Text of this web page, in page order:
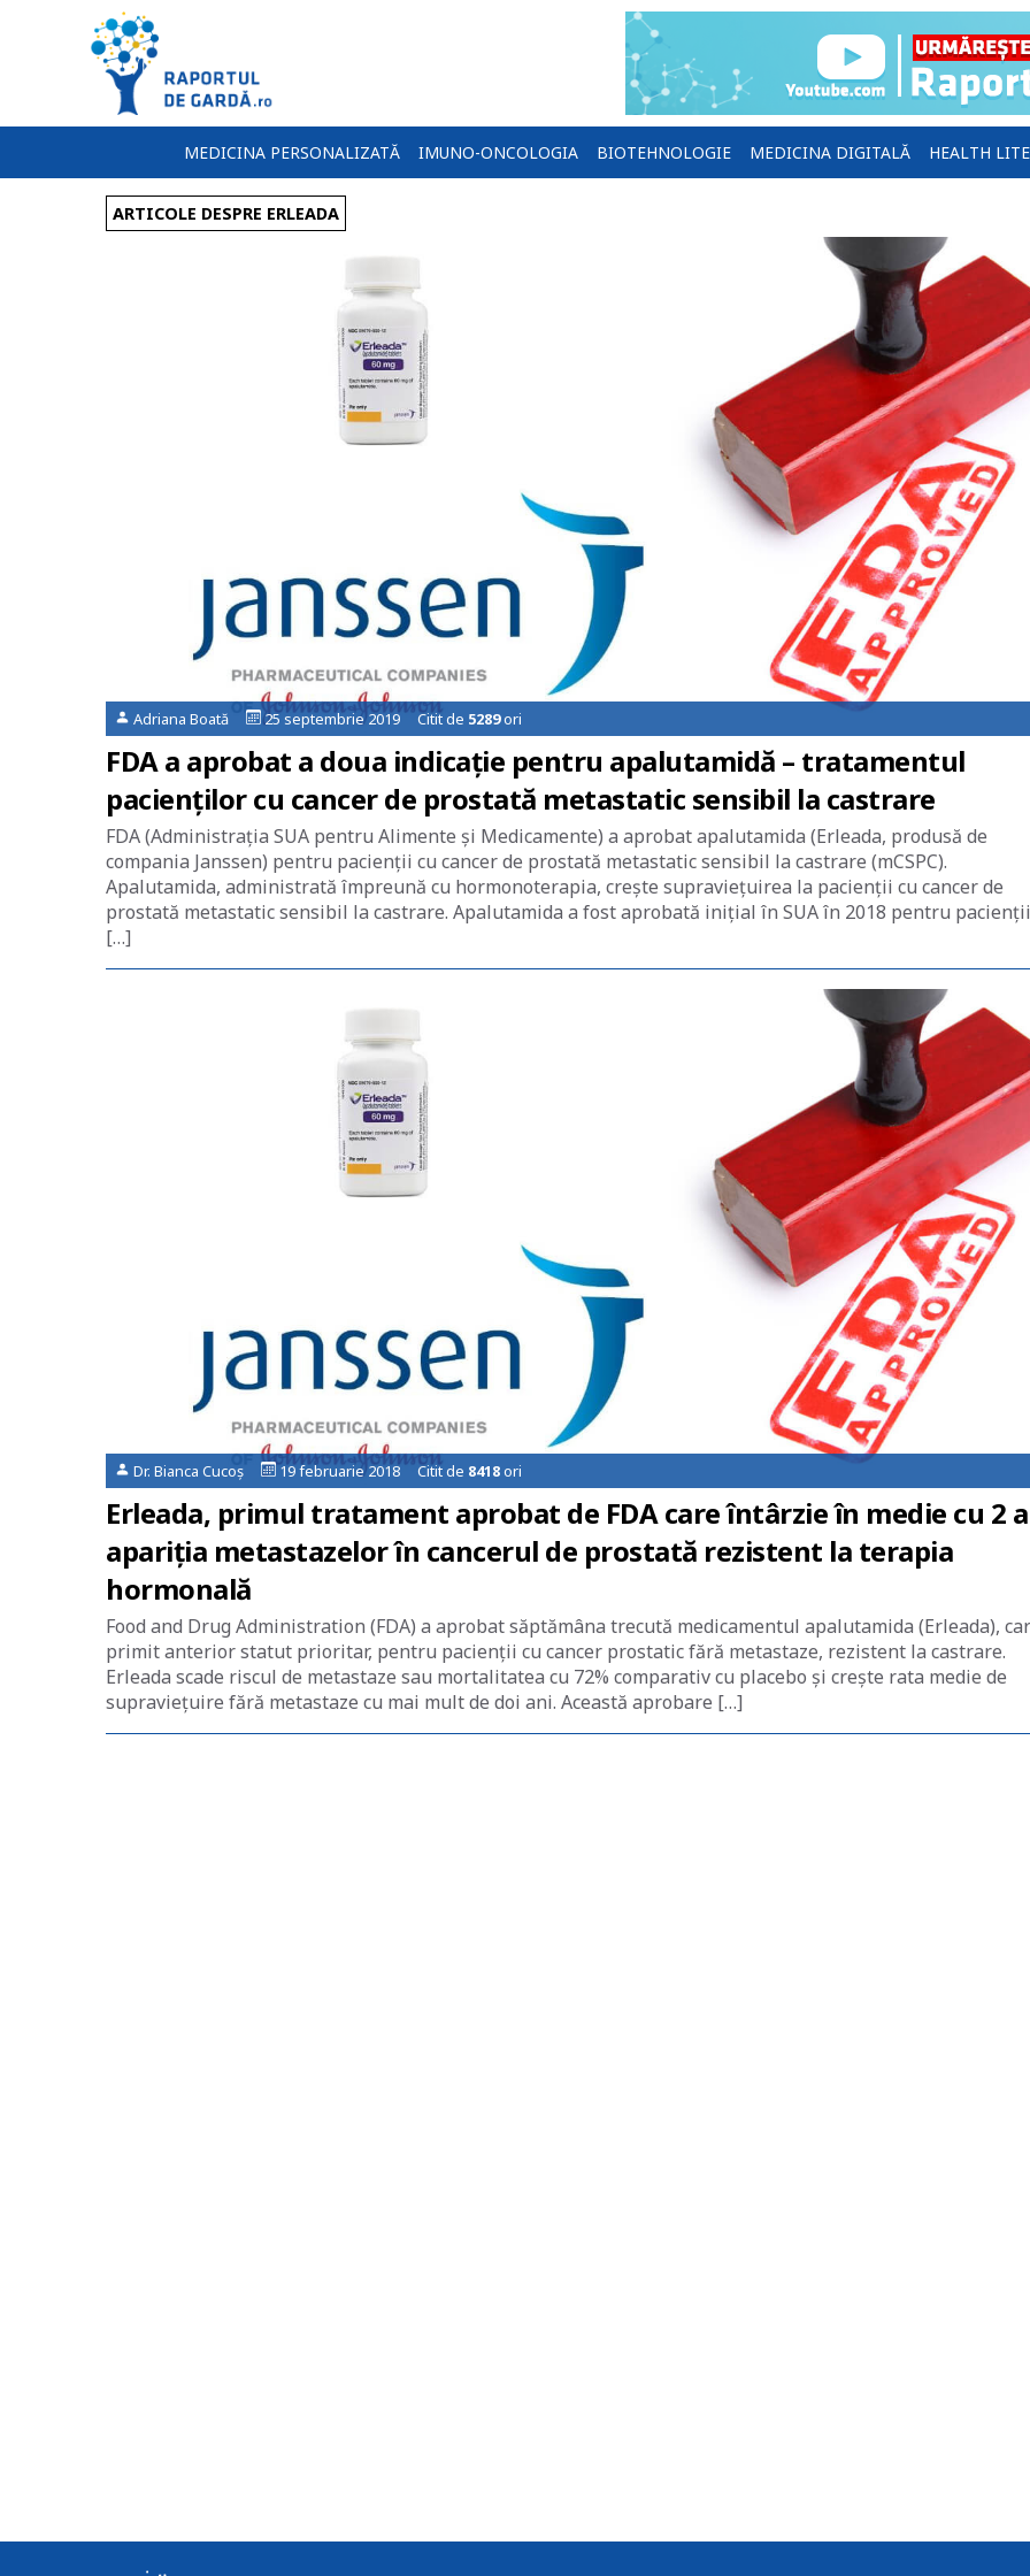
MEDICINA PERSONALIZATĂ IMUNO-ONCOLOGIA BIOTEHNOLOGIE MEDICINA DIGITALĂ HEALTH
ARTICOLE DESPRE ERLEADA
Adriana Boată 25 septembrie 2019 Citit de 5289ori
FDA a aprobat a doua indicație pentru apalutamidă – tratamentul
pacienților cu cancer de prostată metastatic sensibil la castrare
FDA (Administrația SUA pentru Alimente și Medicamente) a aprobat apalutamida (Erleada, produsă de
compania Janssen) pentru pacienții cu cancer de prostată metastatic sensibil la castrare (mCSPC).
Apalutamida, administrată împreună cu hormonoterapia, crește supraviețuirea la pacienții cu cancer de
prostată metastatic sensibil la castrare. Apalutamida a fost aprobată inițial în SUA în 2018 pentru
[…]
Dr. Bianca Cucoș 19 februarie 2018 Citit de 8418ori
Erleada, primul tratament aprobat de FDA care întârzie în medie cu 2
apariția metastazelor în cancerul de prostată rezistent la terapia
hormonală
Food and Drug Administration (FDA) a aprobat săptămâna trecută medicamentul apalutamida (Erleada),
primit anterior statut prioritar, pentru pacienții cu cancer prostatic fără metastaze, rezistent la castrare.
Erleada scade riscul de metastaze sau mortalitatea cu 72% comparativ cu placebo și crește rata medie de
supraviețuire fără metastaze cu mai mult de doi ani. Această aprobare […]